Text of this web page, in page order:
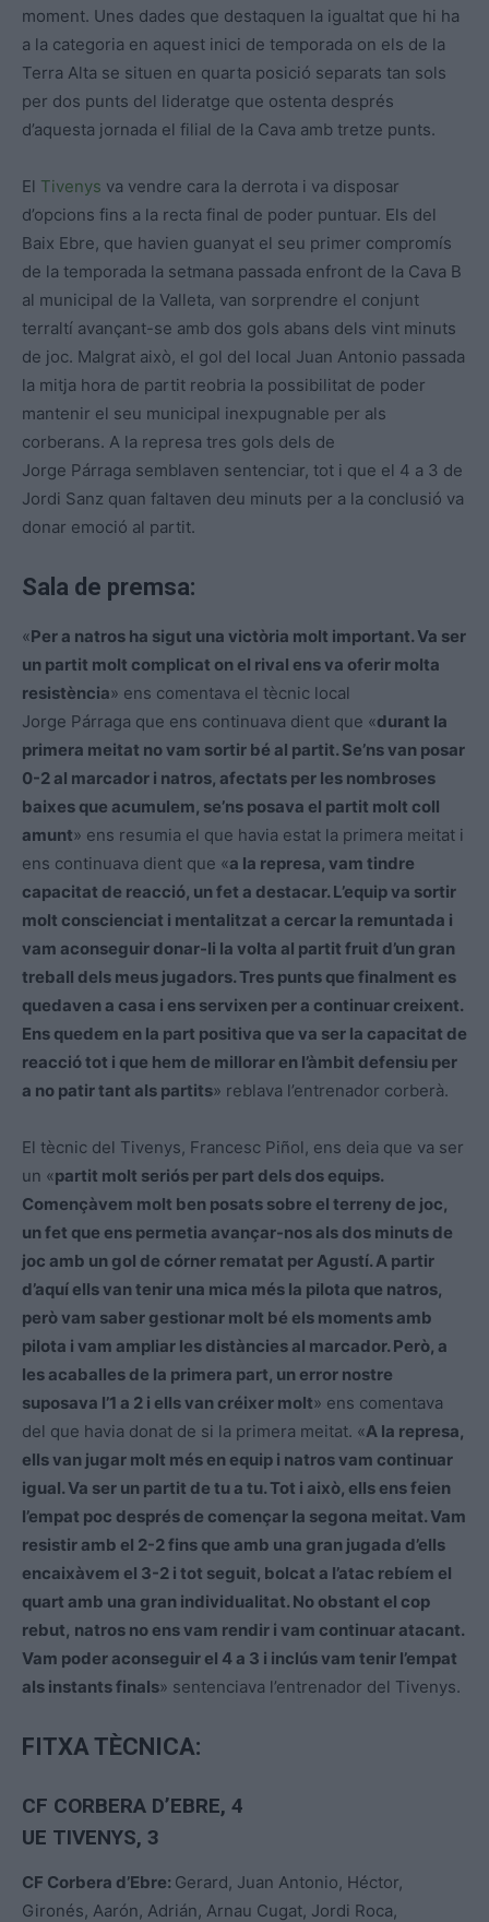
moment. Unes dades que destaquen la igualtat que hi ha
a la categoria en aquest inici de temporada on els de la
Terra Alta se situen en quarta posició separats tan sols
per dos punts del lideratge que ostenta després
d’aquesta jornada el filial de la Cava amb tretze punts.
El Tivenys va vendre cara la derrota i va disposar
d’opcions fins a la recta final de poder puntuar. Els del
Baix Ebre, que havien guanyat el seu primer compromís
de la temporada la setmana passada enfront de la Cava B
al municipal de la Valleta, van sorprendre el conjunt
terraltí avançant-se amb dos gols abans dels vint minuts
de joc. Malgrat això, el gol del local Juan Antonio passada
la mitja hora de partit reobria la possibilitat de poder
mantenir el seu municipal inexpugnable per als
corberans. A la represa tres gols dels de
Jorge Párraga semblaven sentenciar, tot i que el 4 a 3 de
Jordi Sanz quan faltaven deu minuts per a la conclusió va
donar emoció al partit.
Sala de premsa:
«Per a natros ha sigut una victòria molt important. Va ser
un partit molt complicat on el rival ens va oferir molta
resistència» ens comentava el tècnic local
Jorge Párraga que ens continuava dient que «durant la
primera meitat no vam sortir bé al partit. Se’ns van posar
0-2 al marcador i natros, afectats per les nombroses
baixes que acumulem, se’ns posava el partit molt coll
amunt» ens resumia el que havia estat la primera meitat i
ens continuava dient que «a la represa, vam tindre
capacitat de reacció, un fet a destacar. L’equip va sortir
molt conscienciat i mentalitzat a cercar la remuntada i
vam aconseguir donar-li la volta al partit fruit d’un gran
treball dels meus jugadors. Tres punts que finalment es
quedaven a casa i ens servixen per a continuar creixent.
Ens quedem en la part positiva que va ser la capacitat de
reacció tot i que hem de millorar en l’àmbit defensiu per
a no patir tant als partits» reblava l’entrenador corberà.
El tècnic del Tivenys, Francesc Piñol, ens deia que va ser
un «partit molt seriós per part dels dos equips.
Començàvem molt ben posats sobre el terreny de joc,
un fet que ens permetia avançar-nos als dos minuts de
joc amb un gol de córner rematat per Agustí. A partir
d’aquí ells van tenir una mica més la pilota que natros,
però vam saber gestionar molt bé els moments amb
pilota i vam ampliar les distàncies al marcador. Però, a
les acaballes de la primera part, un error nostre
suposava l’1 a 2 i ells van créixer molt» ens comentava
del que havia donat de si la primera meitat. «A la represa,
ells van jugar molt més en equip i natros vam continuar
igual. Va ser un partit de tu a tu. Tot i això, ells ens feien
l’empat poc després de començar la segona meitat. Vam
resistir amb el 2-2 fins que amb una gran jugada d’ells
encaixàvem el 3-2 i tot seguit, bolcat a l’atac rebíem el
quart amb una gran individualitat. No obstant el cop
rebut, natros no ens vam rendir i vam continuar atacant.
Vam poder aconseguir el 4 a 3 i inclús vam tenir l’empat
als instants finals» sentenciava l’entrenador del Tivenys.
FITXA TÈCNICA:
CF CORBERA D’EBRE, 4
UE TIVENYS, 3
CF Corbera d’Ebre: Gerard, Juan Antonio, Héctor,
Gironés, Aarón, Adrián, Arnau Cugat, Jordi Roca,